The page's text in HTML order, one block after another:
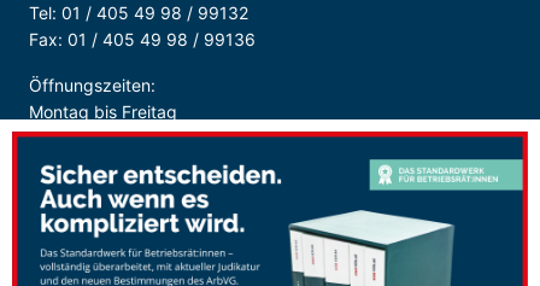
Tel: 01 / 405 49 98 / 99132
Fax: 01 / 405 49 98 / 99136
Öffnungszeiten:
Montag bis Freitag
9:00 - 18:00 Uhr
durchgehend
Sicher Bezahlen: